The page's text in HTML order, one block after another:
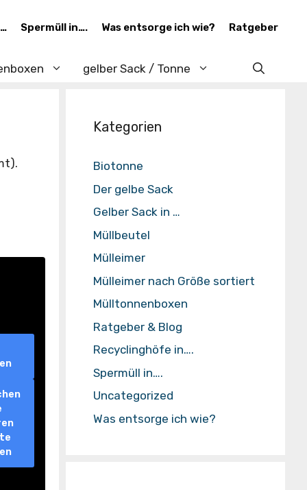
Spermüll in…. Was entsorge ich wie? Ratgeber
gelber Sack / Tonne
Kategorien
Biotonne
Der gelbe Sack
Gelber Sack in …
Müllbeutel
Mülleimer
Mülleimer nach Größe sortiert
Mülltonnenboxen
Ratgeber & Blog
Recyclinghöfe in….
Spermüll in….
Uncategorized
Was entsorge ich wie?